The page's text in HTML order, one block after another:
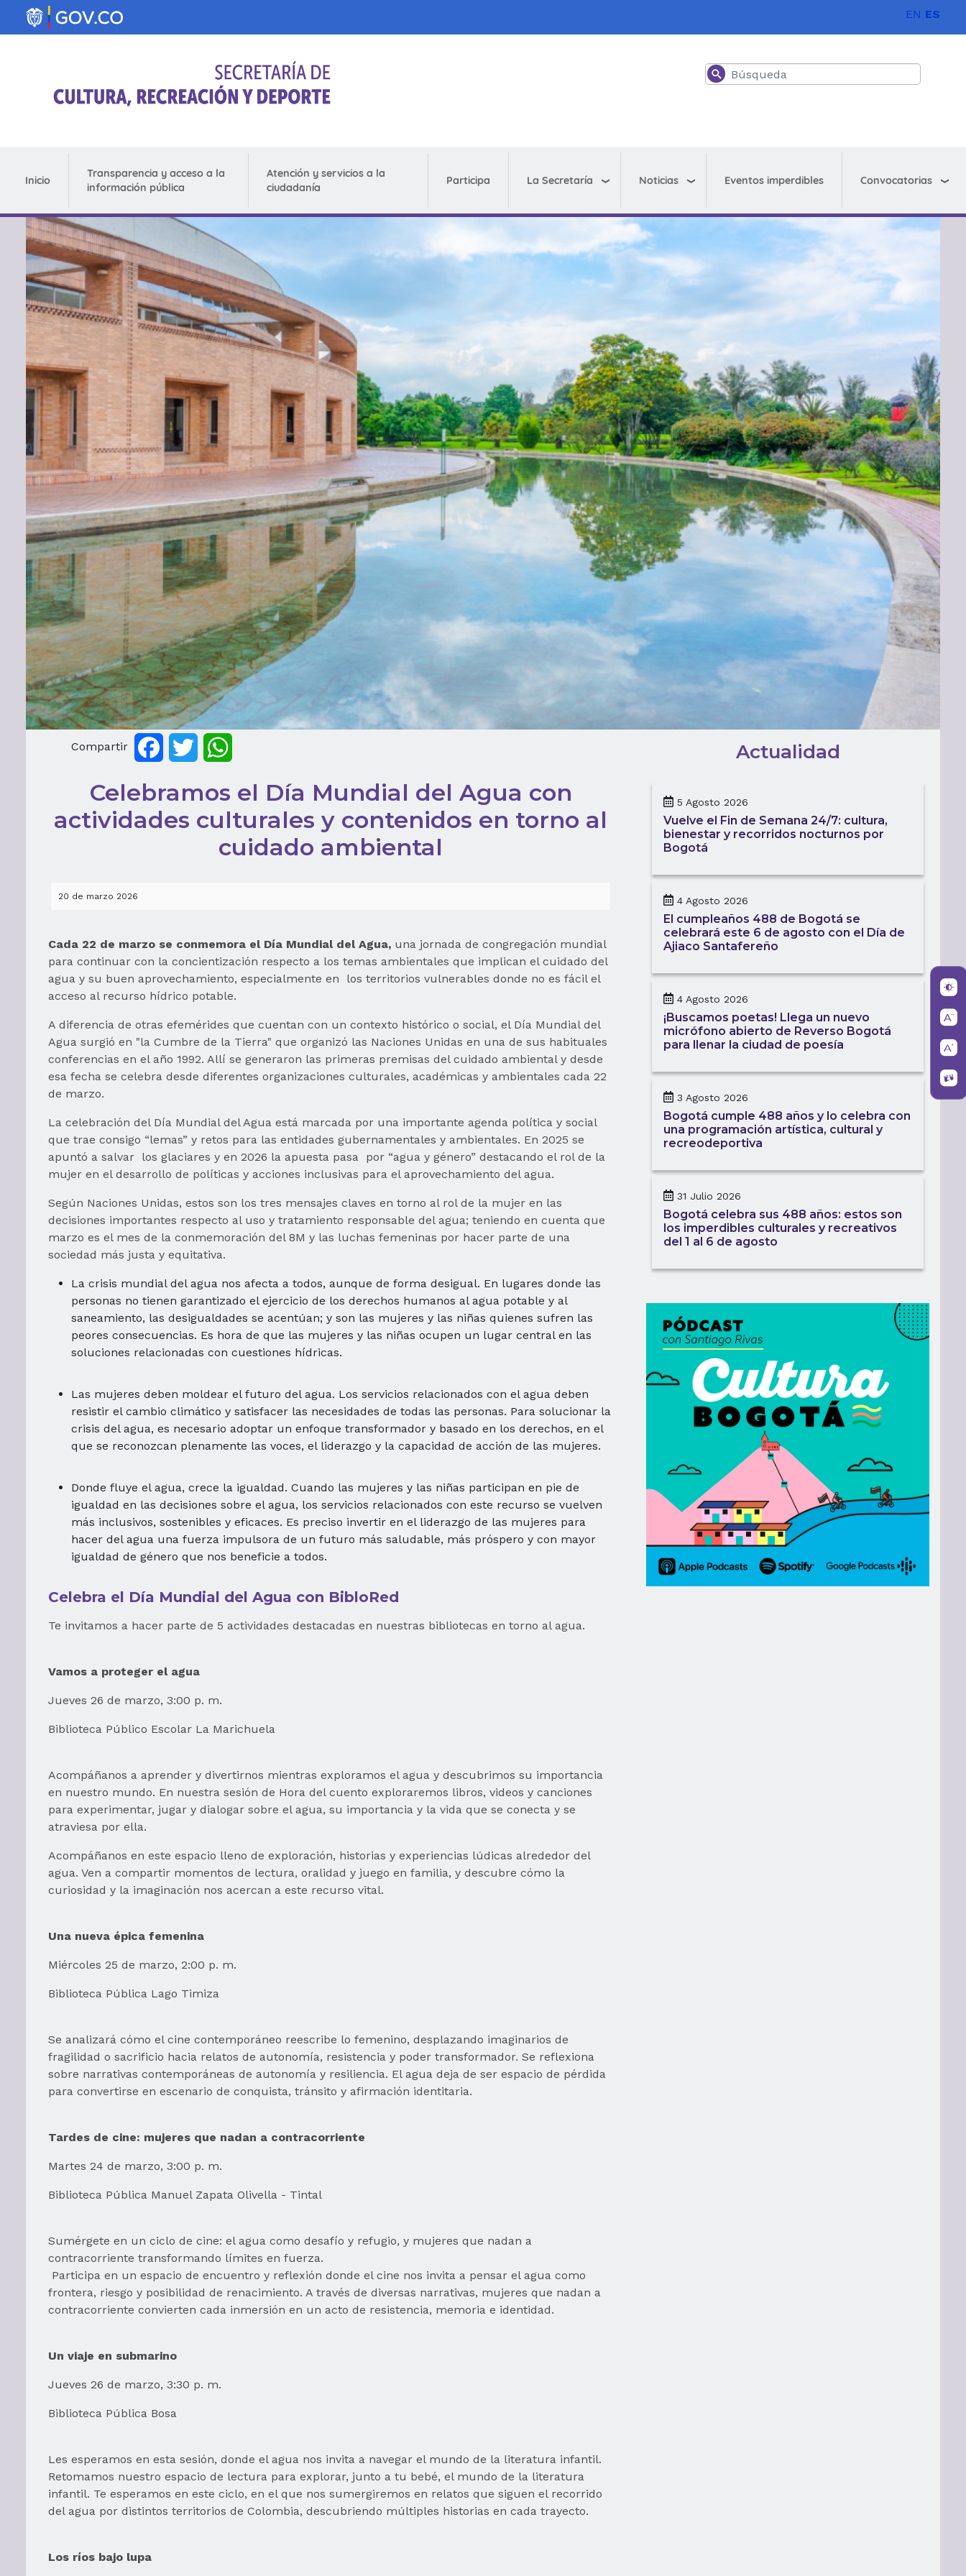
Pasar al contenido principal EN ES
Buscar
Inicio
Transparencia y acceso a la
información pública
Atención y servicios a la
ciudadanía
Participa La Secretaría Noticias Eventos imperdibles Convocatorias
Compartir FacebookTwitter
Celebramos el Día Mundial del Agua con
actividades culturales y contenidos en torno al
cuidado ambiental
20 de marzo 2026
Cada 22 de marzo se conmemora el Día Mundial del Agua, una jornada de congregación mundial
para continuar con la concientización respecto a los temas ambientales que implican el cuidado del
agua y su buen aprovechamiento, especialmente en los territorios vulnerables donde no es fácil el
acceso al recurso hídrico potable.
A diferencia de otras efemérides que cuentan con un contexto histórico o social, el Día Mundial del
Agua surgió en "la Cumbre de la Tierra" que organizó las Naciones Unidas en una de sus habituales
conferencias en el año 1992. Allí se generaron las primeras premisas del cuidado ambiental y desde
esa fecha se celebra desde diferentes organizaciones culturales, académicas y ambientales cada 22
de marzo.
La celebración del Día Mundial del Agua está marcada por una importante agenda política y social
que trae consigo “lemas” y retos para las entidades gubernamentales y ambientales. En 2025 se
apuntó a salvar los glaciares y en 2026 la apuesta pasa por “agua y género” destacando el rol de la
mujer en el desarrollo de políticas y acciones inclusivas para el aprovechamiento del agua.
Según Naciones Unidas, estos son los tres mensajes claves en torno al rol de la mujer en las
decisiones importantes respecto al uso y tratamiento responsable del agua; teniendo en cuenta que
marzo es el mes de la conmemoración del 8M y las luchas femeninas por hacer parte de una
sociedad más justa y equitativa.
La crisis mundial del agua nos afecta a todos, aunque de forma desigual. En lugares donde las
personas no tienen garantizado el ejercicio de los derechos humanos al agua potable y al
saneamiento, las desigualdades se acentúan; y son las mujeres y las niñas quienes sufren las
peores consecuencias. Es hora de que las mujeres y las niñas ocupen un lugar central en las
soluciones relacionadas con cuestiones hídricas.
Las mujeres deben moldear el futuro del agua. Los servicios relacionados con el agua deben
resistir el cambio climático y satisfacer las necesidades de todas las personas. Para solucionar la
crisis del agua, es necesario adoptar un enfoque transformador y basado en los derechos, en el
que se reconozcan plenamente las voces, el liderazgo y la capacidad de acción de las mujeres.
Donde fluye el agua, crece la igualdad. Cuando las mujeres y las niñas participan en pie de
igualdad en las decisiones sobre el agua, los servicios relacionados con este recurso se vuelven
más inclusivos, sostenibles y eficaces. Es preciso invertir en el liderazgo de las mujeres para
hacer del agua una fuerza impulsora de un futuro más saludable, más próspero y con mayor
igualdad de género que nos beneficie a todos.
Celebra el Día Mundial del Agua con BibloRed
Te invitamos a hacer parte de 5 actividades destacadas en nuestras bibliotecas en torno al agua.
Vamos a proteger el agua
Jueves 26 de marzo, 3:00 p. m.
Biblioteca Público Escolar La Marichuela
Acompáñanos a aprender y divertirnos mientras exploramos el agua y descubrimos su importancia
en nuestro mundo. En nuestra sesión de Hora del cuento exploraremos libros, videos y canciones
para experimentar, jugar y dialogar sobre el agua, su importancia y la vida que se conecta y se
atraviesa por ella.
Acompáñanos en este espacio lleno de exploración, historias y experiencias lúdicas alrededor del
agua. Ven a compartir momentos de lectura, oralidad y juego en familia, y descubre cómo la
curiosidad y la imaginación nos acercan a este recurso vital.
Una nueva épica femenina
Miércoles 25 de marzo, 2:00 p. m.
Biblioteca Pública Lago Timiza
Se analizará cómo el cine contemporáneo reescribe lo femenino, desplazando imaginarios de
fragilidad o sacrificio hacia relatos de autonomía, resistencia y poder transformador. Se reflexiona
sobre narrativas contemporáneas de autonomía y resiliencia. El agua deja de ser espacio de pérdida
para convertirse en escenario de conquista, tránsito y afirmación identitaria.
Tardes de cine: mujeres que nadan a contracorriente
Martes 24 de marzo, 3:00 p. m.
Biblioteca Pública Manuel Zapata Olivella - Tintal
Sumérgete en un ciclo de cine: el agua como desafío y refugio, y mujeres que nadan a
contracorriente transformando límites en fuerza.
Participa en un espacio de encuentro y reflexión donde el cine nos invita a pensar el agua como
frontera, riesgo y posibilidad de renacimiento. A través de diversas narrativas, mujeres que nadan a
contracorriente convierten cada inmersión en un acto de resistencia, memoria e identidad.
Un viaje en submarino
Jueves 26 de marzo, 3:30 p. m.
Biblioteca Pública Bosa
Les esperamos en esta sesión, donde el agua nos invita a navegar el mundo de la literatura infantil.
Retomamos nuestro espacio de lectura para explorar, junto a tu bebé, el mundo de la literatura
infantil. Te esperamos en este ciclo, en el que nos sumergiremos en relatos que siguen el recorrido
del agua por distintos territorios de Colombia, descubriendo múltiples historias en cada trayecto.
Los ríos bajo lupa
Actualidad
5 Agosto 2026
Vuelve el Fin de Semana 24/7: cultura,
bienestar y recorridos nocturnos por
Bogotá
4 Agosto 2026
El cumpleaños 488 de Bogotá se
celebrará este 6 de agosto con el Día de
Ajiaco Santafereño
4 Agosto 2026
¡Buscamos poetas! Llega un nuevo
micrófono abierto de Reverso Bogotá
para llenar la ciudad de poesía
3 Agosto 2026
Bogotá cumple 488 años y lo celebra con
una programación artística, cultural y
recreodeportiva
31 Julio 2026
Bogotá celebra sus 488 años: estos son
los imperdibles culturales y recreativos
del 1 al 6 de agosto